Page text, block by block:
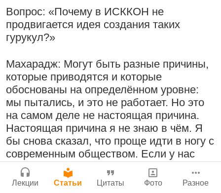
9:25 |17 июля 2024
Атланта, Джорджия, США
Поклоняться Бхактивиноду Тхакуру,
исполняя его бхаджаны
1:14:02 |12 сентября
2008|Бойсе, Айдахо, США
Радхарани — глава департамента
служений
1:05:35 7 сентября 2008|
Вопрос: «Почему в ИСККОН не
продвигается идея создания таких
гурукул?»
Махарадж: Могут быть разные причины,
которые приводятся и которые
обоснованы на определённом уровне:
мы пытались, и это не работает. Но это
на самом деле не настоящая причина.
Настоящая причина я не знаю в чём. Я
бы снова сказал, что проще идти в ногу с
современным обществом. Если у нас
будут школы, в которых мы говорим:
«Да, мы — филиал Кембриджского
Нектар имени Кришны
24 июля 2026
Подрыватели доверия к себе
22 июля 2026
Джанмаштами в Тбилиси 2025
Инструкция
Лекции Статьи Цитаты Фото Разное